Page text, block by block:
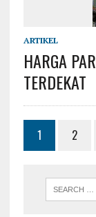
ARTIKEL
HARGA
TERDEKAT
1 2